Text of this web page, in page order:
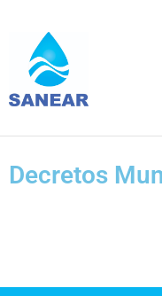
Decretos